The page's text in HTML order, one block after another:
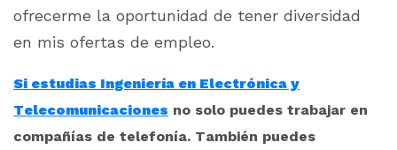
ofrecerme la oportunidad de tener diversidad
en mis ofertas de empleo.
Si estudias Ingeniería en Electrónica y
Telecomunicaciones no solo puedes trabajar en
compañías de telefonía. También puedes